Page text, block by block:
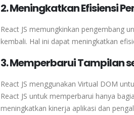
2. Meningkatkan Efisiensi
React JS memungkinkan pengembang
kembali. Hal ini dapat meningkatkan
3. Memperbarui Tampilan
React JS menggunakan Virtual DOM
React JS untuk memperbarui hanya
meningkatkan kinerja aplikasi dan